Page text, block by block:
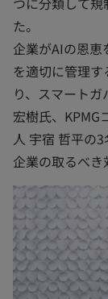
た。
企業がAIの恩恵
を適切に管理
り、スマート
宏樹氏、KPMG
人 宇宿 哲平の
企業の取るべき